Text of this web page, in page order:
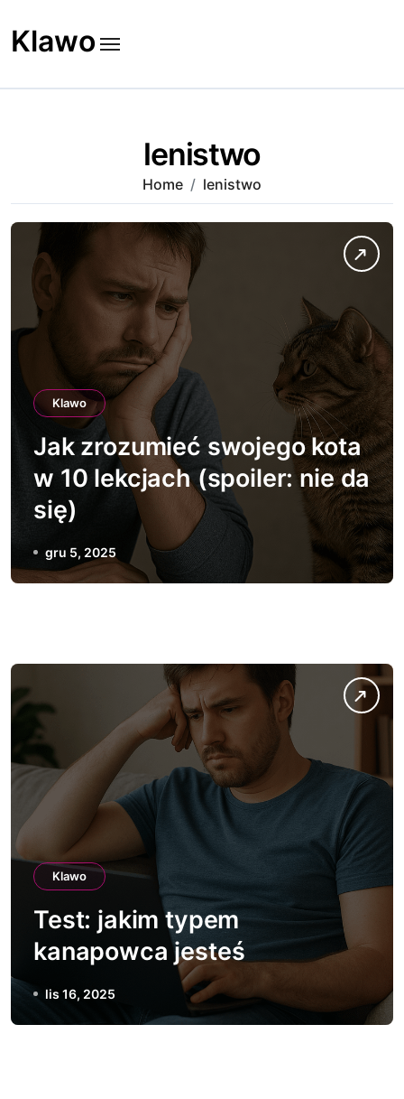
to
content
Klawo
lenistwo
Home lenistwo
Klawo
Jak zrozumieć swojego kota
w 10 lekcjach (spoiler: nie da
się)
gru 5, 2025
Klawo
Test: jakim typem
kanapowca jesteś
lis 16, 2025